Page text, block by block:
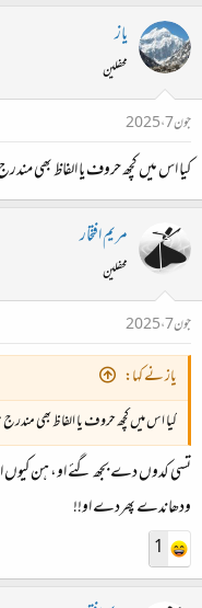
یاز
محفلین
جون 7، 2025
کیا اس میں کچھ حروف یا الفاظ بھی
مریم افتخار
محفلین
جون 7، 2025
یاز نے کہا:
کیا اس میں کچھ حروف یا الفاظ بھی
تسی کدوں دے بجھ گئے او، ہن کیوں
ودھاندے پھردے او!!
1